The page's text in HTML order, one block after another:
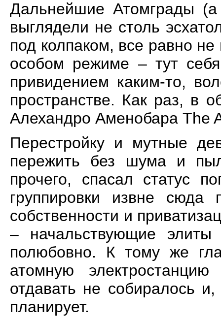
Дальнейшие Атомграды
выглядели не столь
под колпаком, все равно
особом режиме – тут
привидением каким-то,
пространстве. Как раз, в
Алехандро Аменобара The
Перестройку и мутные
пережить без шума и
прочего, спасал статус
группировки извне сюда
собственности и
– начальствующие элиты
полюбовно. К тому же
атомную
отдавать не собиралось
планирует.